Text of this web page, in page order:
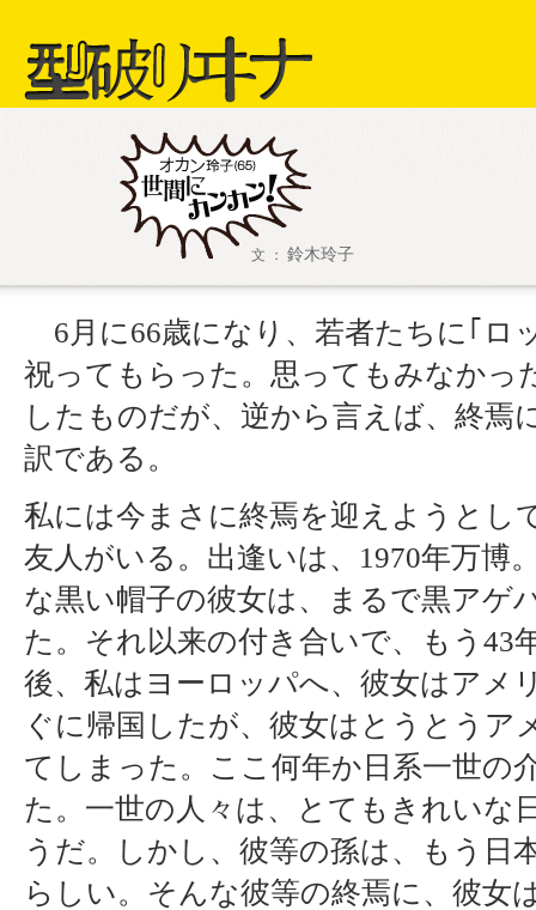
文 ： 鈴木玲子
6月に66歳になり、若者たちに｢ロ
祝ってもらった。思ってもみなかっ
したものだが、逆から言えば、終焉
訳である。
私には今まさに終焉を迎えようとし
友人がいる。出逢いは、1970年万博
な黒い帽子の彼女は、まるで黒アゲ
た。それ以来の付き合いで、もう43
後、私はヨーロッパへ、彼女はアメ
ぐに帰国したが、彼女はとうとうア
てしまった。ここ何年か日系一世の
た。一世の人々は、とてもきれいな
うだ。しかし、彼等の孫は、もう日
らしい。そんな彼等の終焉に、彼女